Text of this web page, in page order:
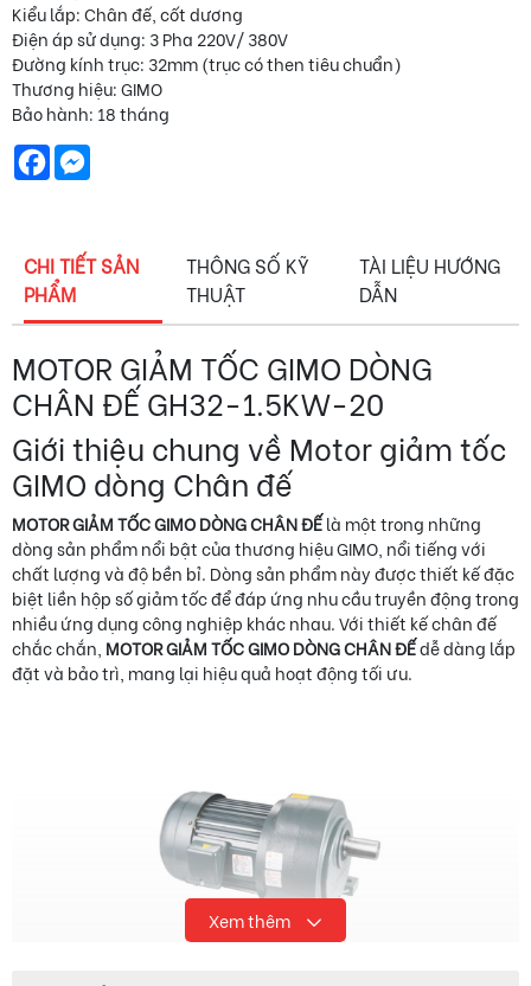
Kiểu lắp: Chân đế, cốt dương
Điện áp sử dụng: 3 Pha 220V/ 380V
Đường kính trục: 32mm (trục có then tiêu chuẩn)
Thương hiệu: GIMO
Bảo hành: 18 tháng
Facebook
CHI TIẾT SẢN
PHẨM
THÔNG SỐ KỸ
THUẬT
TÀI LIỆU HƯỚNG
DẪN
MOTOR GIẢM TỐC GIMO DÒNG
CHÂN ĐẾ GH32-1.5KW-20
Giới thiệu chung về Motor giảm tốc
GIMO dòng Chân đế
MOTOR GIẢM TỐC GIMO DÒNG CHÂN ĐẾlà một trong những
dòng sản phẩm nổi bật của thương hiệu GIMO, nổi tiếng với
chất lượng và độ bền bỉ. Dòng sản phẩm này được thiết kế đặc
biệt liền hộp số giảm tốc để đáp ứng nhu cầu truyền động trong
nhiều ứng dụng công nghiệp khác nhau. Với thiết kế chân đế
chắc chắn, MOTOR GIẢM TỐC GIMO DÒNG CHÂN ĐẾdễ dàng lắp
đặt và bảo trì, mang lại hiệu quả hoạt động tối ưu.
Xem thêm